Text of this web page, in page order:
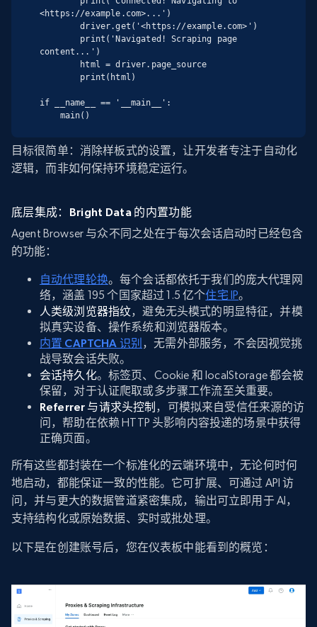
<https://example.com>...')
        driver.get('<https://example.com>')
content...')
if __name__ == '__main__':
    main()
目标很简单：消除样板式的设置，让开发者专注于自动化
逻辑，而非如何保持环境稳定运行。
底层集成：Bright Data 的内置功能
Agent Browser 与众不同之处在于每次会话启动时已经包含
的功能：
自动代理轮换。每个会话都依托于我们的庞大代理网
络，涵盖 195 个国家超过 1.5 亿个住宅 IP。
人类级浏览器指纹，避免无头模式的明显特征，并模
拟真实设备、操作系统和浏览器版本。
内置 CAPTCHA 识别 ，无需外部服务，不会因视觉挑
战导致会话失败。
会话持久化。标签页、Cookie 和 localStorage 都会被
保留，对于认证爬取或多步骤工作流至关重要。
Referrer 与请求头控制 ，可模拟来自受信任来源的访
问，帮助在依赖 HTTP 头影响内容投递的场景中获得
正确页面。
所有这些都封装在一个标准化的云端环境中，无论何时何
地启动，都能保证一致的性能。它可扩展、可通过 API 访
问，并与更大的数据管道紧密集成，输出可立即用于 AI，
支持结构化或原始数据、实时或批处理。
以下是在创建账号后，您在仪表板中能看到的概览：